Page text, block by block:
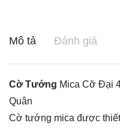
Mô tả Đánh giá
Cờ Tướng Mica Cỡ Đại
Quân
Cờ tướng mica được